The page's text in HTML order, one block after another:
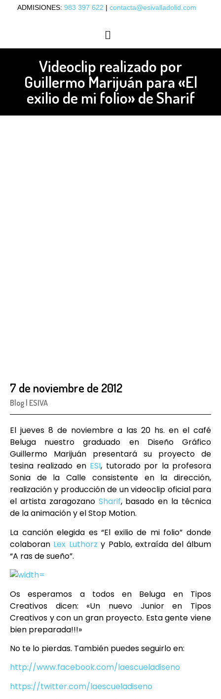
ADMISIONES: 983 397 622 | contacta@esivalladolid.com
Videoclip realizado por
Guillermo Marijuán para «El
exilio de mi folio» de Sharif
7 de noviembre de 2012
Blog ESIVA
El jueves 8 de noviembre a las 20 hs. en el café
Beluga nuestro graduado en Diseño Gráfico
Guillermo Marijuán presentará su proyecto de
tesina realizado en ESI, tutorado por la profesora
Sonia de la Calle consistente en la dirección,
realización y producción de un videoclip oficial para
el artista zaragozano Sharif, basado en la técnica
de la animación y el Stop Motion.
La canción elegida es “El exilio de mi folio” donde
colaboran Lex Luthorz y Pablo, extraída del álbum
“A ras de sueño”.
Os esperamos a todos en Beluga en Tipos
Creativos dicen: «Un nuevo Junior en Tipos
Creativos y con un gran proyecto. Esta gente viene
bien preparada!!!»
No te lo pierdas. También puedes seguirlo en:
http://www.facebook.com/laescueladiseno
https://twitter.com/laescueladiseno